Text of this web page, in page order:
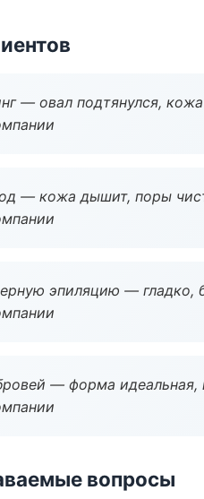
— овал подтянулся,
— кожа дышит, поры
эпиляцию — гладко,
— форма идеальная,
вопросы